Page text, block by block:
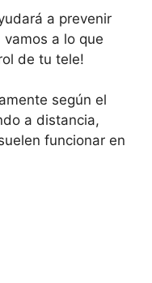
a prevenir
a lo que
de tu tele!
según el
a distancia,
funcionar en